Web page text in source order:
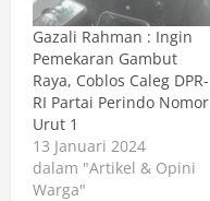
Gazali Rahman : Ingin
Pemekaran Gambut
Raya, Coblos Caleg DPR-
RI Partai Perindo Nomor
Urut 1
13 Januari 2024
dalam "Artikel & Opini
Warga"